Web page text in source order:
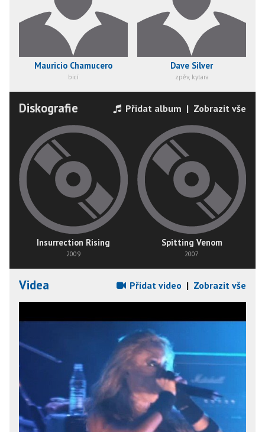
Mauricio Chamucero
bicí
Dave Silver
zpěv, kytara
Diskografie Přidat album | Zobrazit vše
Insurrection Rising
2009
Spitting Venom
2007
Videa Přidat video | Zobrazit vše